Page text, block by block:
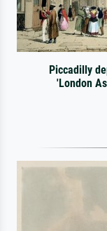
Piccadilly
'London